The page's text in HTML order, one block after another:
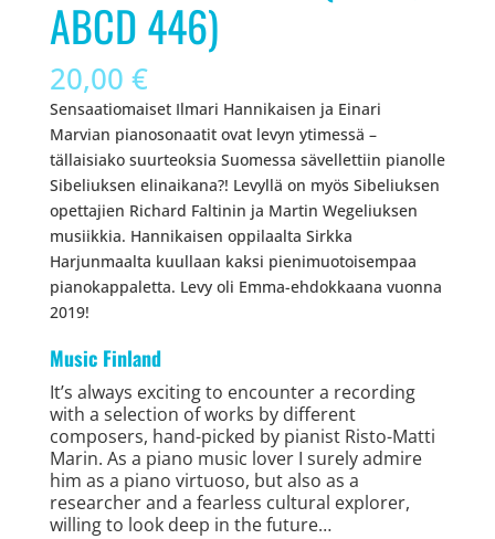
ABCD 446)
20,00 €
Sensaatiomaiset Ilmari Hannikaisen ja Einari
Marvian pianosonaatit ovat levyn ytimessä –
tällaisiako suurteoksia Suomessa sävellettiin pianolle
Sibeliuksen elinaikana?! Levyllä on myös Sibeliuksen
opettajien Richard Faltinin ja Martin Wegeliuksen
musiikkia. Hannikaisen oppilaalta Sirkka
Harjunmaalta kuullaan kaksi pienimuotoisempaa
pianokappaletta. Levy oli Emma-ehdokkaana vuonna
2019!
Music Finland
It’s always exciting to encounter a recording
with a selection of works by different
composers, hand-picked by pianist Risto-Matti
Marin. As a piano music lover I surely admire
him as a piano virtuoso, but also as a
researcher and a fearless cultural explorer,
willing to look deep in the future…